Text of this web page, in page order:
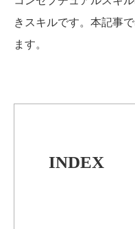
きスキルです。本記事
ます。
INDEX